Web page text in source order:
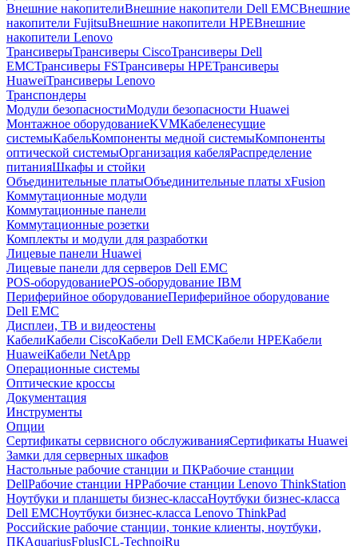
Внешние накопителиВнешние накопители Dell EMCВнешние
накопители FujitsuВнешние накопители HPEВнешние
накопители Lenovo
ТрансиверыТрансиверы CiscoТрансиверы Dell
EMCТрансиверы FSТрансиверы HPEТрансиверы
HuaweiТрансиверы Lenovo
Транспондеры
Модули безопасностиМодули безопасности Huawei
Монтажное оборудованиеKVMКабеленесущие
системыКабельКомпоненты медной системыКомпоненты
оптической системыОрганизация кабеляРаспределение
питанияШкафы и стойки
Объединительные платыОбъединительные платы xFusion
Коммутационные модули
Коммутационные панели
Коммутационные розетки
Комплекты и модули для разработки
Лицевые панели Huawei
Лицевые панели для серверов Dell EMC
POS-оборудованиеPOS-оборудование IBM
Периферийное оборудованиеПериферийное оборудование
Dell EMC
Дисплеи, ТВ и видеостены
КабелиКабели CiscoКабели Dell EMCКабели HPEКабели
HuaweiКабели NetApp
Операционные системы
Оптические кроссы
Документация
Инструменты
Опции
Сертификаты сервисного обслуживанияСертификаты Huawei
Замки для серверных шкафов
Настольные рабочие станции и ПКРабочие станции
DellРабочие станции HPРабочие станции Lenovo ThinkStation
Ноутбуки и планшеты бизнес-классаНоутбуки бизнес-класса
Dell EMCНоутбуки бизнес-класса Lenovo ThinkPad
Российские рабочие станции, тонкие клиенты, ноутбуки,
ПКAquariusFplusICL-TechnoiRu